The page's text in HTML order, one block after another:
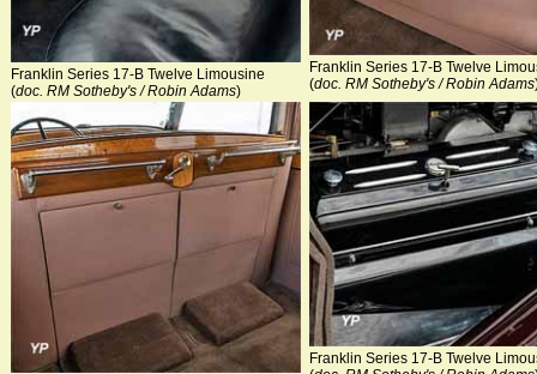
Franklin Series 17-B Twelve Limousine
(doc. RM Sotheby's / Robin Adams)
Franklin Series 17-B Twelve
(doc. RM Sotheby's / Robin Adams
Franklin Series 17-B Twelve